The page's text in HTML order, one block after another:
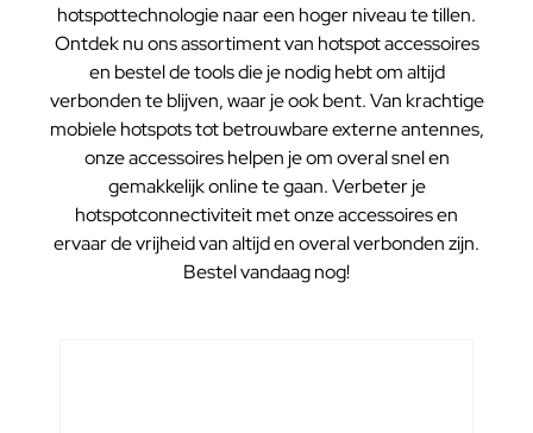
hotspottechnologie naar een hoger niveau te tillen.
Ontdek nu ons assortiment van hotspot accessoires
en bestel de tools die je nodig hebt om altijd
verbonden te blijven, waar je ook bent. Van krachtige
mobiele hotspots tot betrouwbare externe antennes,
onze accessoires helpen je om overal snel en
gemakkelijk online te gaan. Verbeter je
hotspotconnectiviteit met onze accessoires en
ervaar de vrijheid van altijd en overal verbonden zijn.
Bestel vandaag nog!